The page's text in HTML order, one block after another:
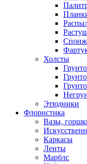
Холсты
Этюдники
Флористика
Вазы,
Каркасы
Ленты
Марблс